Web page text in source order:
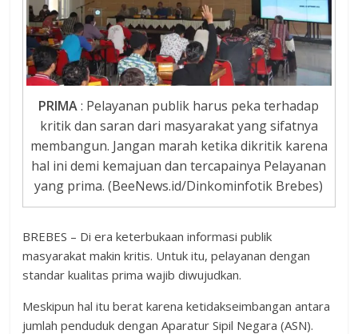
PRIMA: Pelayanan publik harus peka terhadap
kritik dan saran dari masyarakat yang sifatnya
membangun. Jangan marah ketika dikritik karena
hal ini demi kemajuan dan tercapainya Pelayanan
yang prima. (BeeNews.id/Dinkominfotik Brebes)
BREBES – Di era keterbukaan informasi publik
masyarakat makin kritis. Untuk itu, pelayanan dengan
standar kualitas prima wajib diwujudkan.
Meskipun hal itu berat karena ketidakseimbangan antara
jumlah penduduk dengan Aparatur Sipil Negara (ASN).